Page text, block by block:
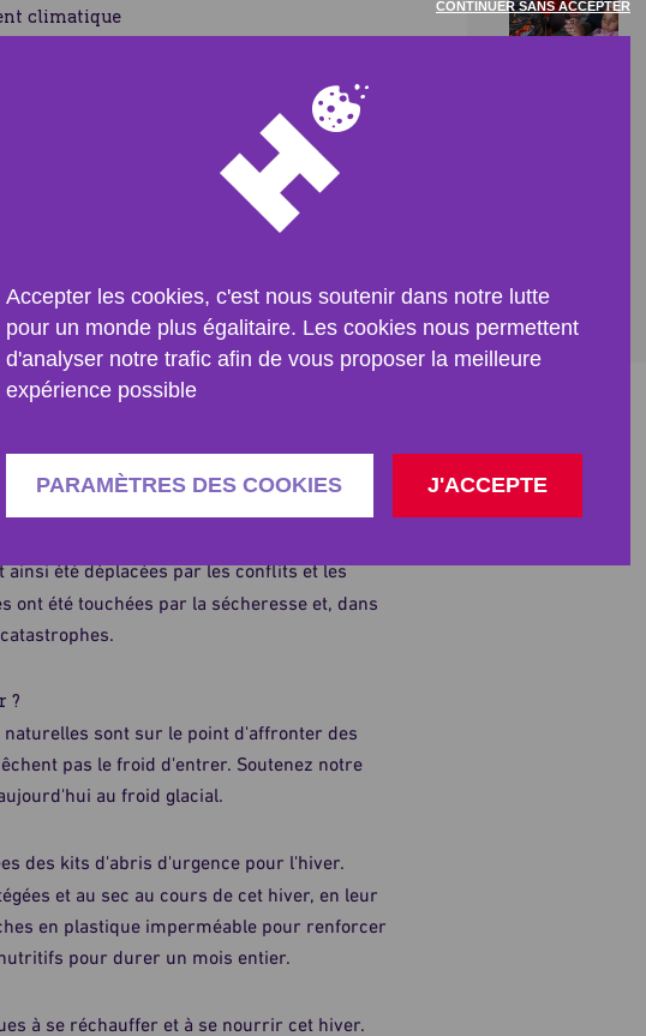
CONTINUER SANS ACCEPTER
Accepter les cookies, c'est nous soutenir dans notre lutte
pour un monde plus égalitaire. Les cookies nous permettent
d'analyser notre trafic afin de vous proposer la meilleure
expérience possible
PARAMÈTRES DES COOKIES J'ACCEPTE
climatique
Allah soulagera ses souffrances le jour de
aujourd'hui, ce sont les populations les plus
qui voient leurs vies dévastées par
, d'éleveurs et de pêcheurs qui
seront les plus touchés.
l'élévation du niveau de la mer et les
moyens de subsistance et des
en sécurité.
plus d'
ainsi été déplacées par les conflits et les
ont été touchées par la sécheresse et, dans
?
sont sur le point d'affronter des
pas le froid d'entrer. Soutenez notre
au froid glacial.
des kits d'abris d'urgence pour l'hiver.
et au sec au cours de cet hiver, en leur
en plastique imperméable pour renforcer
pour durer un mois entier.
à se réchauffer et à se nourrir cet hiver.